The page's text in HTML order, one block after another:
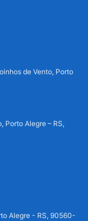
de Vento, Porto
Porto Alegre – RS,
Alegre - RS, 90560-